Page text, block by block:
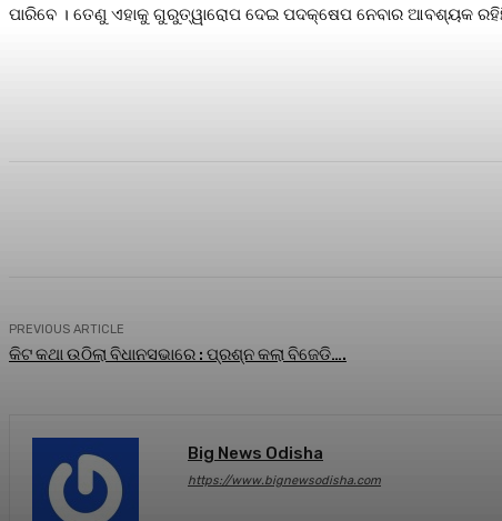
ପାରିବେ । ତେଣୁ ଏହାକୁ ଗୁରୁତ୍ୱାରୋପ ଦେଇ ପଦକ୍ଷେପ ନେବାର ଆବଶ୍ୟକ
PREVIOUS ARTICLE
କିଟ କଥା ଉଠିଲା ବିଧାନସଭାରେ : ପ୍ରଶ୍ନ କଲା ବିଜେଡି….
Big News Odisha
https://www.bignewsodisha.com